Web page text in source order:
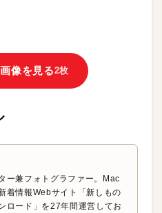
像を見る2枚
ー兼フォトグラファー。Mac
着情報Webサイト「新しもの
ロード」を27年間運営してお